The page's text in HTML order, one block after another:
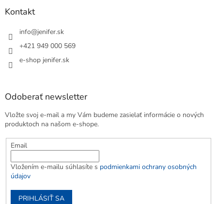
Kontakt
info@jenifer.sk
+421 949 000 569
e-shop jenifer.sk
Odoberať newsletter
Vložte svoj e-mail a my Vám budeme zasielať informácie o nových
produktoch na našom e-shope.
Email
Vložením e-mailu súhlasíte s podmienkami ochrany osobných
údajov
PRIHLÁSIŤ SA